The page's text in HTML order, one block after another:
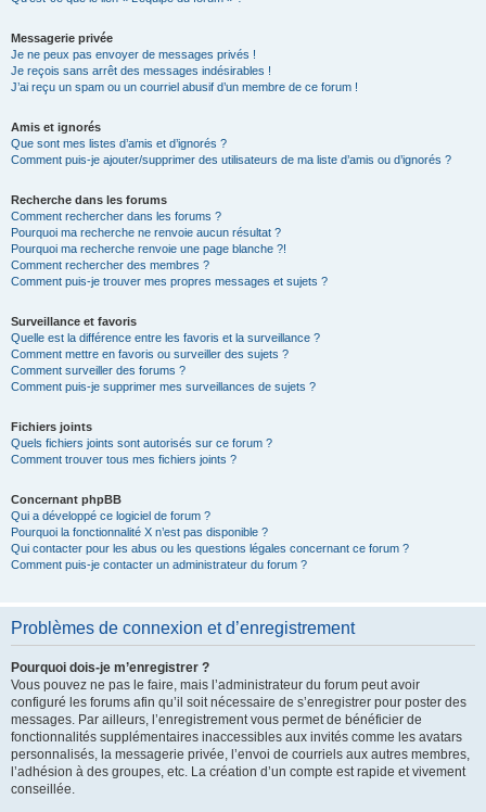
Messagerie privée
Je ne peux pas envoyer de messages privés !
Je reçois sans arrêt des messages indésirables !
J’ai reçu un spam ou un courriel abusif d’un membre de ce forum !
Amis et ignorés
Que sont mes listes d’amis et d’ignorés ?
Comment puis-je ajouter/supprimer des utilisateurs de ma liste d’amis ou d’ignorés ?
Recherche dans les forums
Comment rechercher dans les forums ?
Pourquoi ma recherche ne renvoie aucun résultat ?
Pourquoi ma recherche renvoie une page blanche ?!
Comment rechercher des membres ?
Comment puis-je trouver mes propres messages et sujets ?
Surveillance et favoris
Quelle est la différence entre les favoris et la surveillance ?
Comment mettre en favoris ou surveiller des sujets ?
Comment surveiller des forums ?
Comment puis-je supprimer mes surveillances de sujets ?
Fichiers joints
Quels fichiers joints sont autorisés sur ce forum ?
Comment trouver tous mes fichiers joints ?
Concernant phpBB
Qui a développé ce logiciel de forum ?
Pourquoi la fonctionnalité X n’est pas disponible ?
Qui contacter pour les abus ou les questions légales concernant ce forum ?
Comment puis-je contacter un administrateur du forum ?
Problèmes de connexion et d’enregistrement
Pourquoi dois-je m’enregistrer ?
Vous pouvez ne pas le faire, mais l’administrateur du forum peut avoir
configuré les forums afin qu’il soit nécessaire de s’enregistrer pour poster des
messages. Par ailleurs, l’enregistrement vous permet de bénéficier de
fonctionnalités supplémentaires inaccessibles aux invités comme les avatars
personnalisés, la messagerie privée, l’envoi de courriels aux autres membres,
l’adhésion à des groupes, etc. La création d’un compte est rapide et vivement
conseillée.